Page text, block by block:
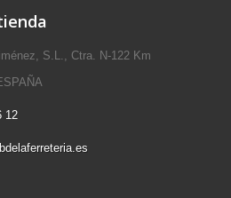
S.L., Ctra. N-122 Km
12